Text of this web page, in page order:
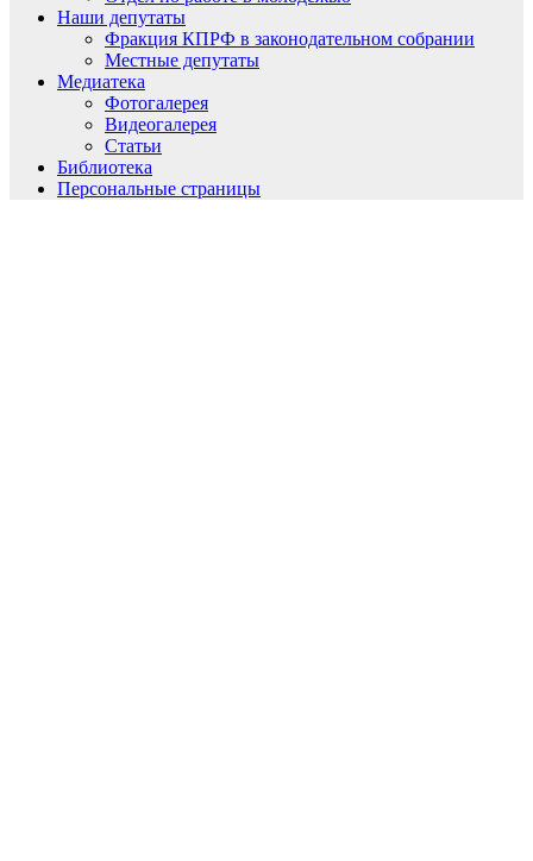
Наши депутаты
Фракция КПРФ в законодательном собрании
Местные депутаты
Медиатека
Фотогалерея
Видеогалерея
Статьи
Библиотека
Персональные страницы